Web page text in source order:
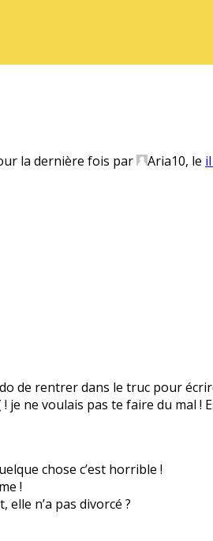
la dernière fois par Aria10, le
de rentrer dans le truc pour
je ne voulais pas te faire du mal
chose c’est horrible !
!
n’a pas divorcé ?